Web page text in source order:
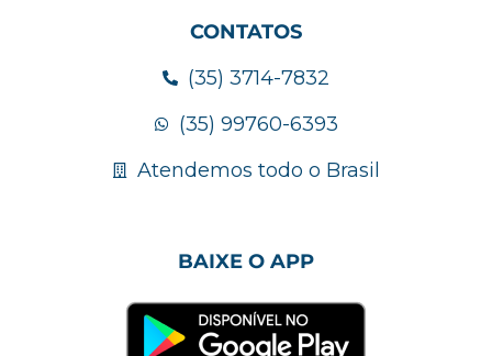
CONTATOS
(35) 3714-7832
(35) 99760-6393
Atendemos todo o Brasil
BAIXE O APP